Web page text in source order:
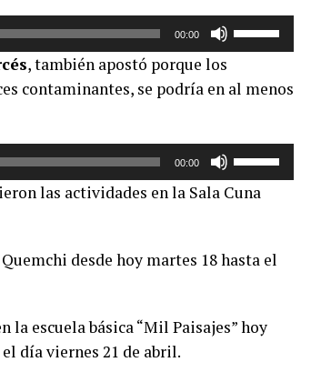
arriba/abajo
para
o
volumen.
00:00
de
para
aumentar
o
volumen.
, también apostó porque los
contaminantes, se podría en al menos
00:00
teclas
arriba/abajo
o
las actividades en la Sala Cuna
desde hoy martes 18 hasta el
la escuela básica “Mil Paisajes” hoy
día viernes 21 de abril.